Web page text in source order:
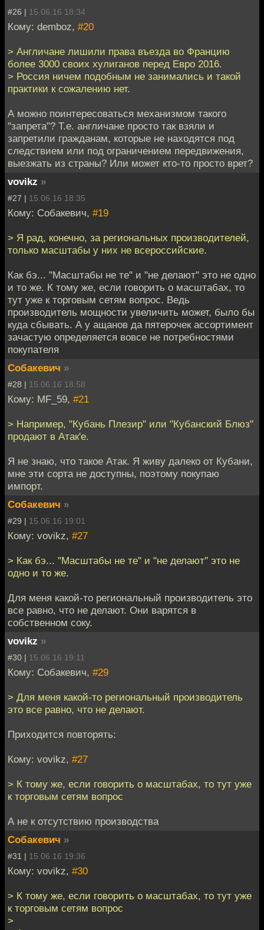
#26 | 15.06.16 18:34
Кому: demboz, #20
> Англичане лишили права въезда во Францию
более 3000 своих хулиганов перед Евро 2016.
> Россия ничем подобным не занимались и такой
практики к сожалению нет.
А можно поинтересоваться механизмом такого
"запрета"? Т.е. англичане просто так взяли и
запретили гражданам, которые не находятся под
следствием или под ограничением передвижения,
выезжать из страны? Или может кто-то просто врет?
vovikz »
#27 | 15.06.16 18:35
Кому: Собакевич, #19
> Я рад, конечно, за региональных производителей,
только масштабы у них не всероссийские.
Как бэ... "Масштабы не те" и "не делают" это не одно
и то же. К тому же, если говорить о масштабах, то
тут уже к торговым сетям вопрос. Ведь
производитель мощности увеличить может, было бы
куда сбывать. А у ащанов да пятерочек ассортимент
зачастую определяется вовсе не потребностями
покупателя
Собакевич »
#28 | 15.06.16 18:58
Кому: MF_59, #21
> Например, "Кубань Плезир" или "Кубанский Блюз"
продают в Атак'е.
Я не знаю, что такое Атак. Я живу далеко от Кубани,
мне эти сорта не доступны, поэтому покупаю
импорт.
Собакевич »
#29 | 15.06.16 19:01
Кому: vovikz, #27
> Как бэ... "Масштабы не те" и "не делают" это не
одно и то же.
Для меня какой-то региональный производитель это
все равно, что не делают. Они варятся в
собственном соку.
vovikz »
#30 | 15.06.16 19:11
Кому: Собакевич, #29
> Для меня какой-то региональный производитель
это все равно, что не делают.
Приходится повторять:
Кому: vovikz, #27
> К тому же, если говорить о масштабах, то тут уже
к торговым сетям вопрос
А не к отсутствию производства
Собакевич »
#31 | 15.06.16 19:36
Кому: vovikz, #30
> К тому же, если говорить о масштабах, то тут уже
к торговым сетям вопрос
>